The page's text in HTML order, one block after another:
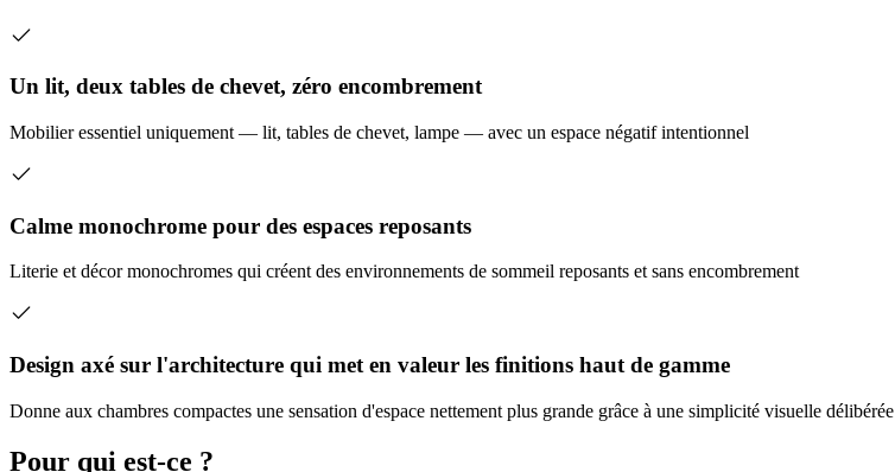
Un lit, deux tables de chevet, zéro encombrement
Mobilier essentiel uniquement — lit, tables de chevet, lampe — avec un espace négatif intentionnel
Calme monochrome pour des espaces reposants
Literie et décor monochromes qui créent des environnements de sommeil reposants et sans encombrement
Design axé sur l'architecture qui met en valeur les finitions haut de gamme
Donne aux chambres compactes une sensation d'espace nettement plus grande grâce à une simplicité visuelle délibérée
Pour qui est-ce ?